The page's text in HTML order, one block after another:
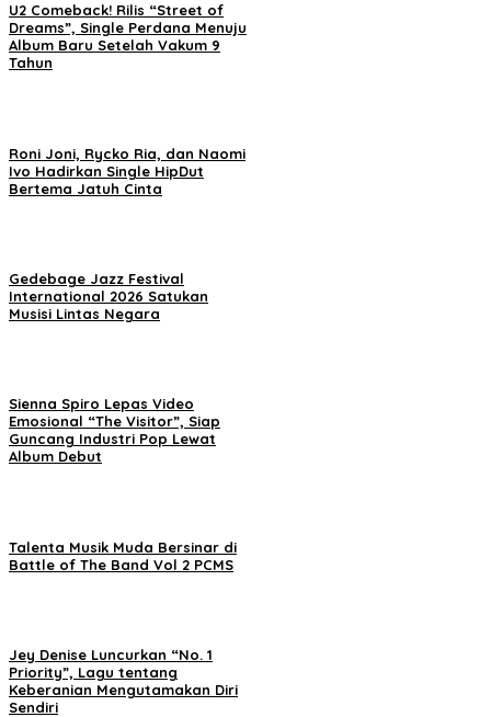
U2 Comeback! Rilis “Street of
Dreams”, Single Perdana Menuju
Album Baru Setelah Vakum 9
Tahun
Roni Joni, Rycko Ria, dan Naomi
Ivo Hadirkan Single HipDut
Bertema Jatuh Cinta
Gedebage Jazz Festival
International 2026 Satukan
Musisi Lintas Negara
Sienna Spiro Lepas Video
Emosional “The Visitor”, Siap
Guncang Industri Pop Lewat
Album Debut
Talenta Musik Muda Bersinar di
Battle of The Band Vol 2 PCMS
Jey Denise Luncurkan “No. 1
Priority”, Lagu tentang
Keberanian Mengutamakan Diri
Sendiri